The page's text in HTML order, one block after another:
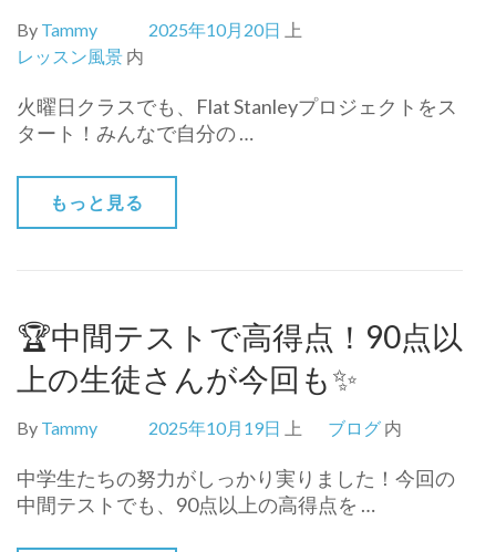
By Tammy 2025年10月20日
上
レッスン風景 内
火曜日クラスでも、Flat Stanleyプロジェクトをス
タート！みんなで自分の …
もっと見る
🏆中間テストで高得点！90点以
上の生徒さんが今回も✨
By Tammy 2025年10月19日 上 ブログ 内
中学生たちの努力がしっかり実りました！今回の
中間テストでも、90点以上の高得点を …